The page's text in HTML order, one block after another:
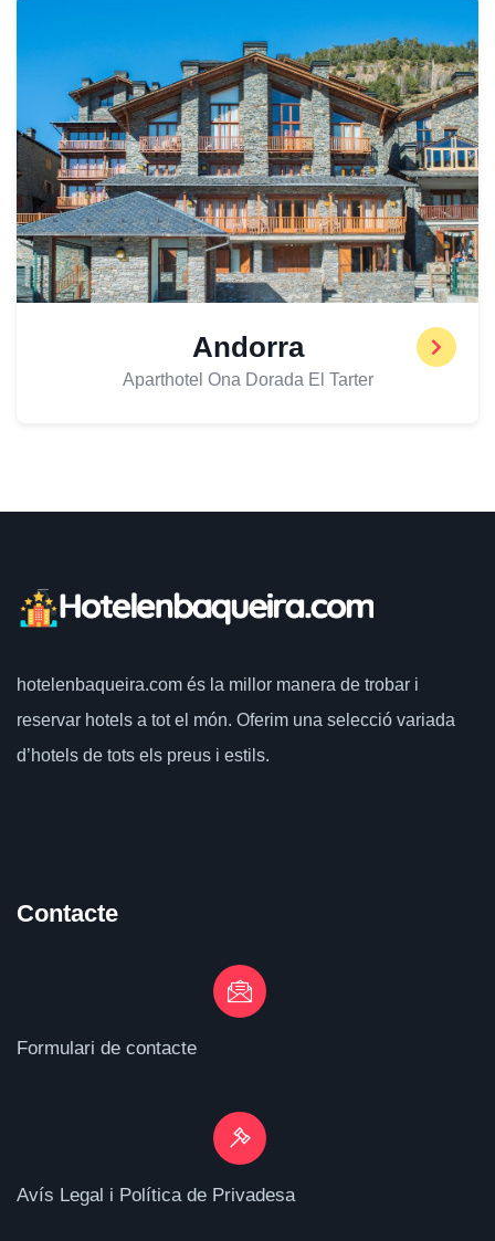
Andorra
Aparthotel Ona Dorada El Tarter
hotelenbaqueira.com és la millor manera de trobar i
reservar hotels a tot el món. Oferim una selecció variada
d’hotels de tots els preus i estils.
Contacte
Formulari de contacte
Avís Legal i Política de Privadesa